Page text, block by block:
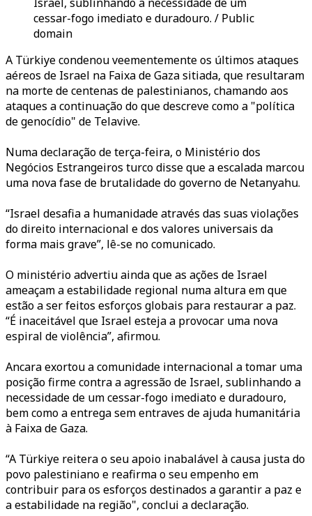
cessar-fogo imediato e duradouro. / Public
domain
A Türkiye condenou veementemente os últimos ataques
aéreos de Israel na Faixa de Gaza sitiada, que resultaram
na morte de centenas de palestinianos, chamando aos
ataques a continuação do que descreve como a "política
de genocídio" de Telavive.
Numa declaração de terça-feira, o Ministério dos
Negócios Estrangeiros turco disse que a escalada marcou
uma nova fase de brutalidade do governo de Netanyahu.
“Israel desafia a humanidade através das suas violações
do direito internacional e dos valores universais da
forma mais grave”, lê-se no comunicado.
O ministério advertiu ainda que as ações de Israel
ameaçam a estabilidade regional numa altura em que
estão a ser feitos esforços globais para restaurar a paz.
“É inaceitável que Israel esteja a provocar uma nova
espiral de violência”, afirmou.
Ancara exortou a comunidade internacional a tomar uma
posição firme contra a agressão de Israel, sublinhando a
necessidade de um cessar-fogo imediato e duradouro,
bem como a entrega sem entraves de ajuda humanitária
à Faixa de Gaza.
“A Türkiye reitera o seu apoio inabalável à causa justa do
povo palestiniano e reafirma o seu empenho em
contribuir para os esforços destinados a garantir a paz e
a estabilidade na região", conclui a declaração.